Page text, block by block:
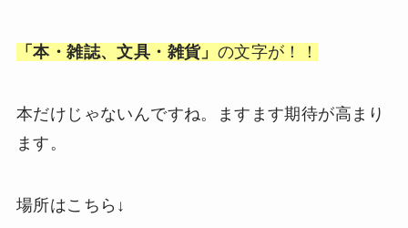
「本・雑誌、文具・雑貨」 の文字が！！
本だけじゃないんですね。ますます期待が高まり
ます。
場所はこちら↓